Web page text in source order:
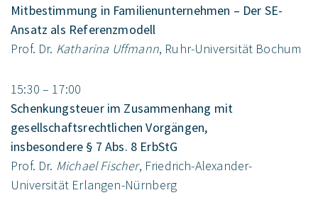
Mitbestimmung in Familienunternehmen – Der SE-
Ansatz als Referenzmodell
Prof. Dr. Katharina Uffmann, Ruhr-Universität Bochum
15:30 – 17:00
Schenkungsteuer im Zusammenhang mit
gesellschaftsrechtlichen Vorgängen,
insbesondere § 7 Abs. 8 ErbStG
Prof. Dr. Michael Fischer, Friedrich-Alexander-
Universität Erlangen-Nürnberg